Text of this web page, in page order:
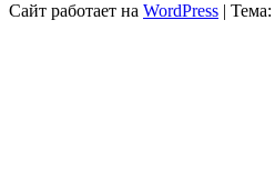
Сайт работает на WordPress | Тема: